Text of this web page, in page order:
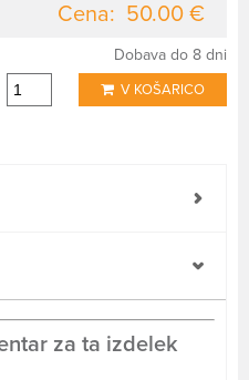
Cena: 50.00 €
Dobava do 8 dni
V KOŠARICO
za ta izdelek